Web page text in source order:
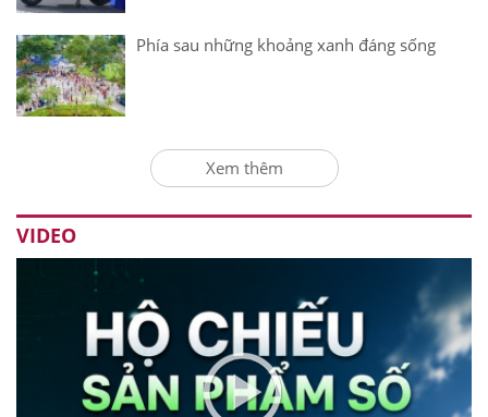
Phía sau những khoảng xanh đáng sống
Xem thêm
VIDEO